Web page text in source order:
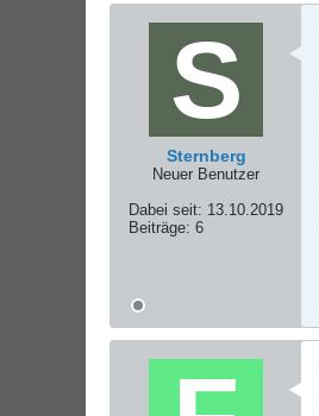
Sternberg
Neuer Benutzer
Dabei seit: 13.10.2019
Beiträge: 6